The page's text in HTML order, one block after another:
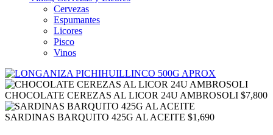
Cervezas
Espumantes
Licores
Pisco
Vinos
CHOCOLATE CEREZAS AL LICOR 24U AMBROSOLI $7,800
SARDINAS BARQUITO 425G AL ACEITE $1,690